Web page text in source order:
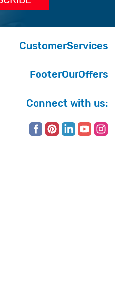
CustomerServices
FooterOurOffers
Connect with us: